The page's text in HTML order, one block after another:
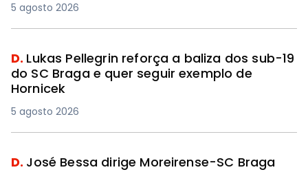
5 agosto 2026
D. Lukas Pellegrin reforça a baliza dos sub-19
do SC Braga e quer seguir exemplo de
Hornicek
5 agosto 2026
D. José Bessa dirige Moreirense-SC Braga